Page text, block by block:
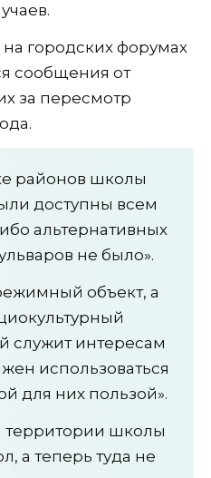
городских форумах
сообщения от
за пересмотр
районов школы
доступны всем
альтернативных
не было».
объект, а
служит интересам
использоваться
для них пользой».
территории школы
а теперь туда не